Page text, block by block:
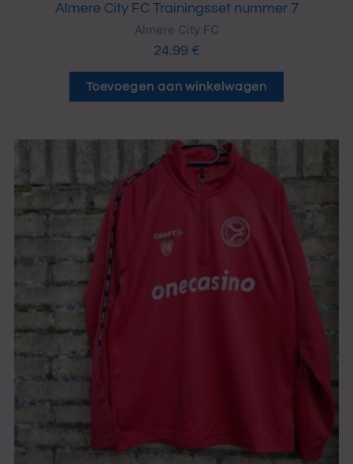
Almere City FC Trainingsset nummer 7
Almere City FC
24.99 €
Toevoegen aan winkelwagen